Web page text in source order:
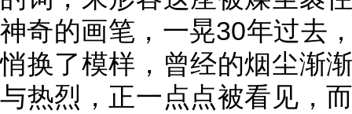
神奇的画笔，一晃30年过去
悄换了模样，曾经的烟尘渐
与热烈，正一点点被看见，